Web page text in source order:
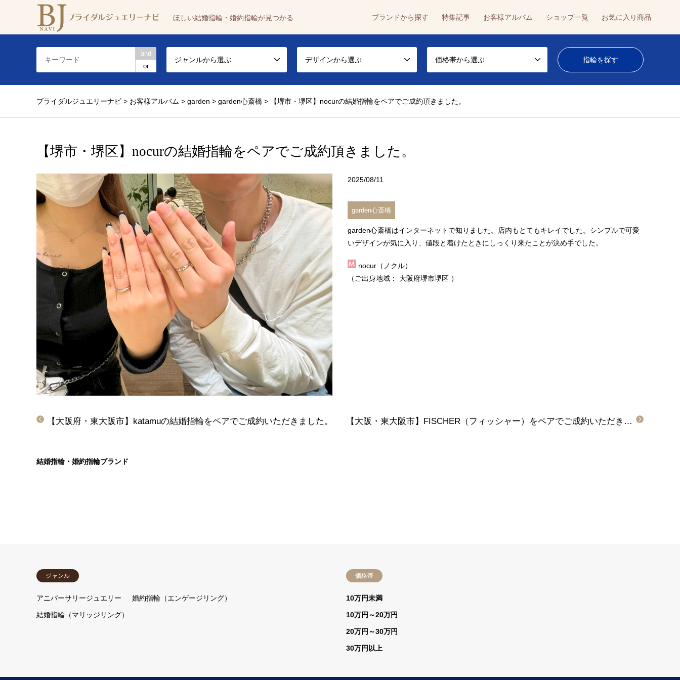
ほしい結婚指輪・婚約指輪が見つかる ブランドから探す 特集記事 お客様アルバム ショップ一覧 お気に入り商品
and
or
ジャンルから選ぶ デザインから選ぶ 価格帯から選ぶ
ブライダルジュエリーナビ > お客様アルバム > garden > garden心斎橋 > 【堺市・堺区】nocurの結婚指輪をペアでご成約頂きました。
【堺市・堺区】nocurの結婚指輪をペアでご成約頂きました。
2025/08/11
garden心斎橋
garden心斎橋はインターネットで知りました。店内もとてもキレイでした。シンプルで可愛
いデザインが気に入り、値段と着けたときにしっくり来たことが決め手でした。
nocur（ノクル）
（ご出身地域： 大阪府堺市堺区 ）
【大阪・東大阪市】FISCHER（フィッシャー）をペアでご成約いただきました。
【大阪府・東大阪市】katamuの結婚指輪をペアでご成約いただきました。
結婚指輪・婚約指輪ブランド
ジャンル
アニバーサリージュエリー 婚約指輪（エンゲージリング）
結婚指輪（マリッジリング）
価格帯
10万円未満
10万円～20万円
20万円～30万円
30万円以上